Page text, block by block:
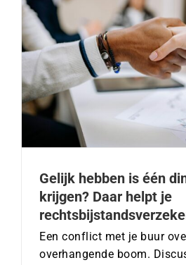
Gelijk hebben is één
krijgen? Daar helpt je
Een conflict met je buur
overhangende boom.